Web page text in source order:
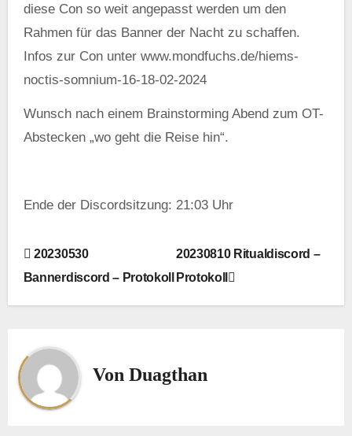
diese Con so weit angepasst werden um den
Rahmen für das Banner der Nacht zu schaffen.
Infos zur Con unter www.mondfuchs.de/hiems-
noctis-somnium-16-18-02-2024
Wunsch nach einem Brainstorming Abend zum OT-
Abstecken „wo geht die Reise hin“.
Ende der Discordsitzung: 21:03 Uhr
B
e
t
r
20230530
Bannerdiscord – Protokoll
20230810 Ritualdiscord –
Protokoll
Von Duagthan